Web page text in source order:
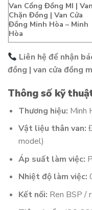
Van Cổng Đồng MI | Van
Chặn Đồng | Van Cửa
Đồng Minh Hòa – Minh
Hòa
Liên hệ để nhận
đồng | van cửa đồng
Thông số kỹ
Thương hiệu: Minh
Vật liệu thân van:
model)
Áp suất làm việc:
Nhiệt độ làm việc:
Kết nối: Ren BSP /